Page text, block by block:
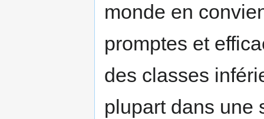
monde en
promptes et
des classes
plupart dans une